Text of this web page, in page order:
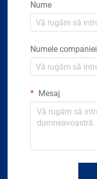
Nume
Numele companiei
Mesaj